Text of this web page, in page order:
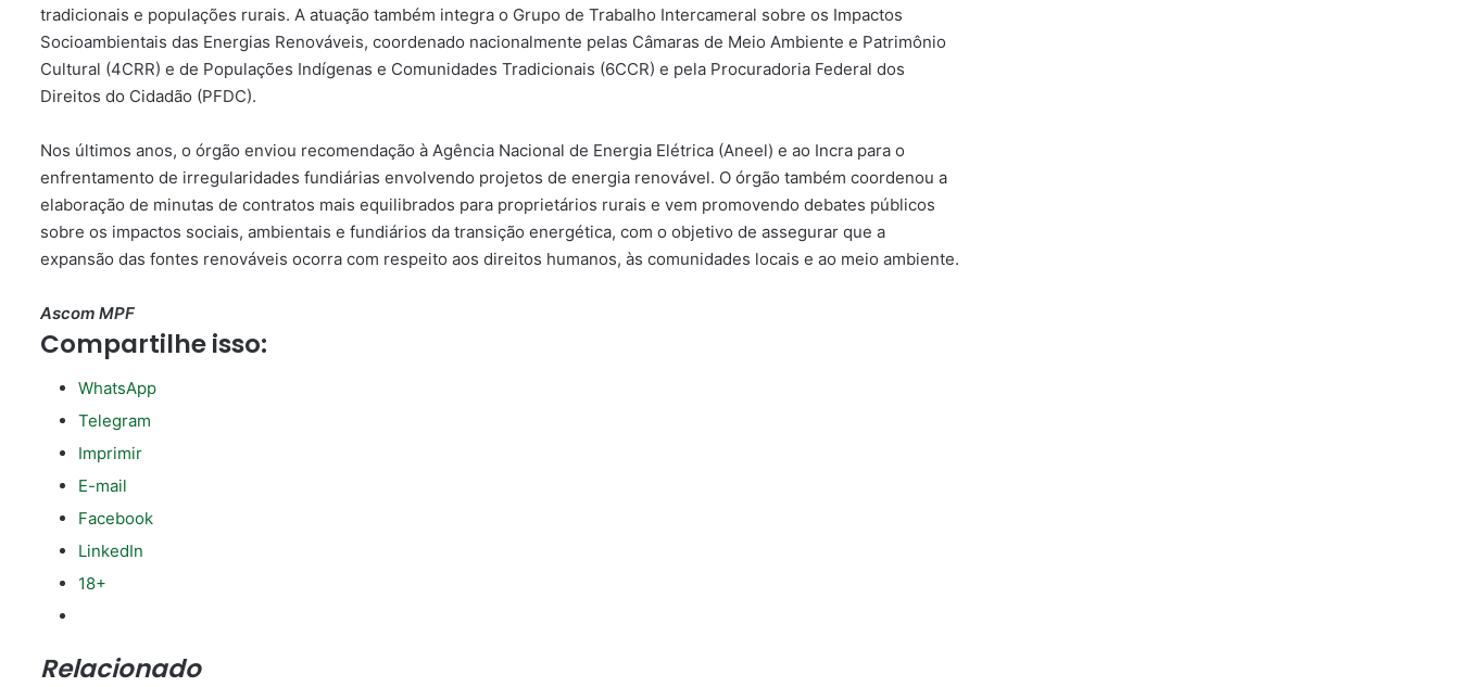
tradicionais e populações rurais. A atuação também integra o Grupo de Trabalho Intercameral sobre os Impactos
Socioambientais das Energias Renováveis, coordenado nacionalmente pelas Câmaras de Meio Ambiente e Patrimônio
Cultural (4CRR) e de Populações Indígenas e Comunidades Tradicionais (6CCR) e pela Procuradoria Federal dos
Direitos do Cidadão (PFDC).
Nos últimos anos, o órgão enviou recomendação à Agência Nacional de Energia Elétrica (Aneel) e ao Incra para o
enfrentamento de irregularidades fundiárias envolvendo projetos de energia renovável. O órgão também coordenou a
elaboração de minutas de contratos mais equilibrados para proprietários rurais e vem promovendo debates públicos
sobre os impactos sociais, ambientais e fundiários da transição energética, com o objetivo de assegurar que a
expansão das fontes renováveis ocorra com respeito aos direitos humanos, às comunidades locais e ao meio ambiente.
Ascom MPF
Compartilhe isso:
WhatsApp
Telegram
Imprimir
E-mail
Facebook
LinkedIn
18+
Relacionado